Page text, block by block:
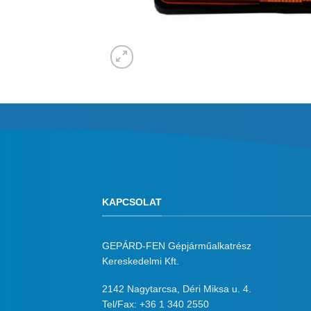
KAPCSOLAT
GEPÁRD-FEN Gépjárműalkatrész
Kereskedelmi Kft.
2142 Nagytarcsa, Déri Miksa u. 4.
Tel/Fax: +36 1 340 2550